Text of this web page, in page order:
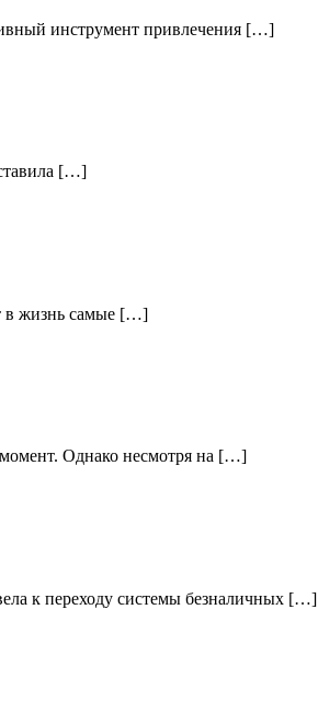
инструмент привлечения […]
[…]
в жизнь самые […]
Однако несмотря на […]
к переходу системы безналичных […]